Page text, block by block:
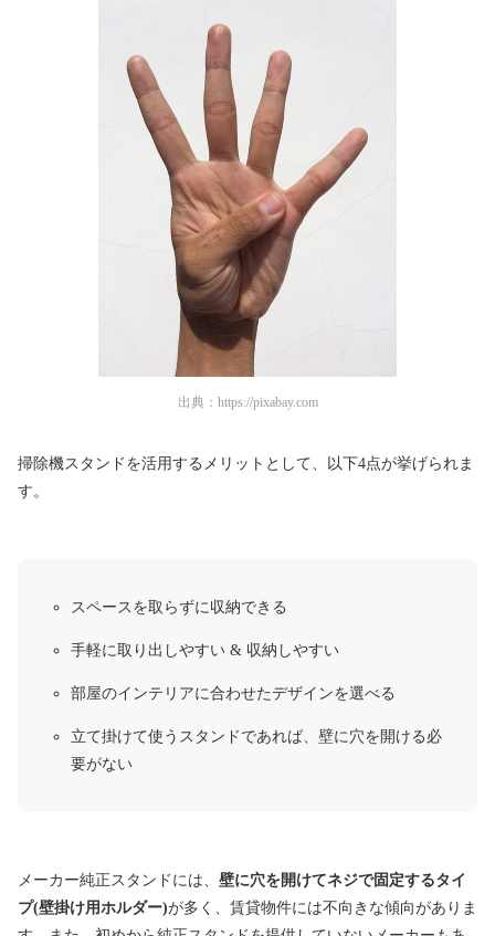
出典： https://pixabay.com
掃除機スタンドを活用するメリットとして、以下4点が挙げられま
す。
スペースを取らずに収納できる
手軽に取り出しやすい & 収納しやすい
部屋のインテリアに合わせたデザインを選べる
立て掛けて使うスタンドであれば、壁に穴を開ける必
要がない
メーカー純正スタンドには、 壁に穴を開けてネジで固定するタイ
プ(壁掛け用ホルダー)が多く、賃貸物件には不向きな傾向がありま